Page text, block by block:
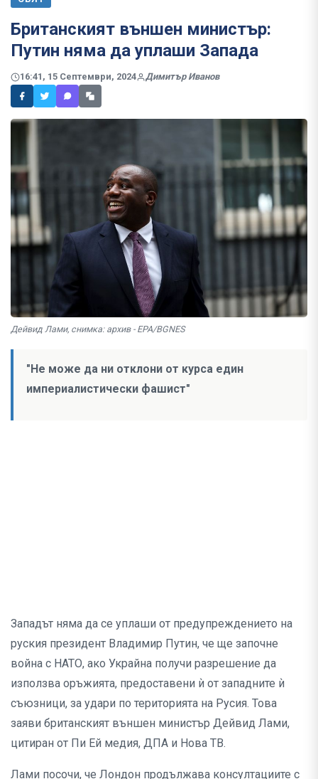
Британският външен министър:
Путин няма да уплаши Запада
16:41, 15 Септември, 2024 Димитър Иванов
Дейвид Лами, снимка: архив - EPA/BGNES
"Не може да ни отклони от курса един
империалистически фашист"
Западът няма да се уплаши от предупреждението на
руския президент Владимир Путин, че ще започне
война с НАТО, ако Украйна получи разрешение да
използва оръжията, предоставени ѝ от западните ѝ
съюзници, за удари по територията на Русия. Това
заяви британският външен министър Дейвид Лами,
цитиран от Пи Ей медия, ДПА и Нова ТВ.
Лами посочи, че Лондон продължава консултациите с